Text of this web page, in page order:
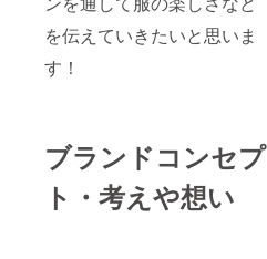
を伝えていきたいと思いま
す！
ブランドコンセプ
ト・考えや想い